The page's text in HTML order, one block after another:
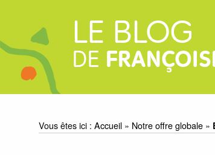
LE BLOG
DE
Vous êtes ici : Accueil » Notre offre globale »